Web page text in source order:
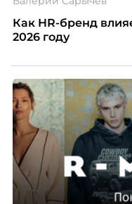
Как HR-бренд
2026 году